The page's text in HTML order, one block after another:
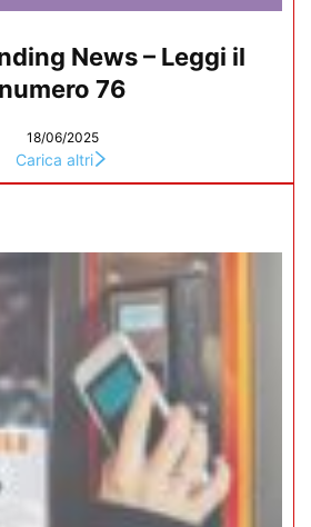
News – Leggi il
numero 76
18/06/2025
Carica altri